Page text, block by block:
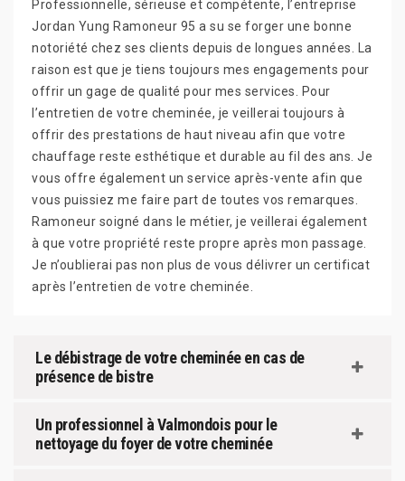
Professionnelle, sérieuse et compétente, l’entreprise
Jordan Yung Ramoneur 95 a su se forger une bonne
notoriété chez ses clients depuis de longues années. La
raison est que je tiens toujours mes engagements pour
offrir un gage de qualité pour mes services. Pour
l’entretien de votre cheminée, je veillerai toujours à
offrir des prestations de haut niveau afin que votre
chauffage reste esthétique et durable au fil des ans. Je
vous offre également un service après-vente afin que
vous puissiez me faire part de toutes vos remarques.
Ramoneur soigné dans le métier, je veillerai également
à que votre propriété reste propre après mon passage.
Je n’oublierai pas non plus de vous délivrer un certificat
après l’entretien de votre cheminée.
Le débistrage de votre cheminée en cas de
présence de bistre
Un professionnel à Valmondois pour le
nettoyage du foyer de votre cheminée